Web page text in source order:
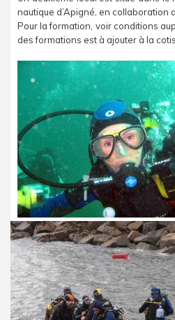
nautique d’Apigné, en collaboration
Pour la formation, voir conditions
des formations est à ajouter à la